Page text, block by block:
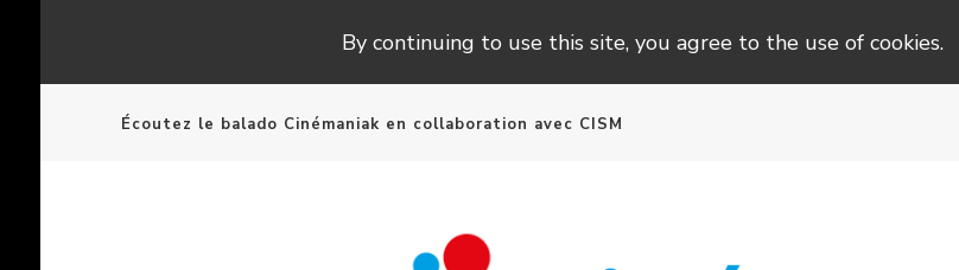
By continuing to use this site, you agree to the use of cookies.
Écoutez le balado Cinémaniak en collaboration avec CISM